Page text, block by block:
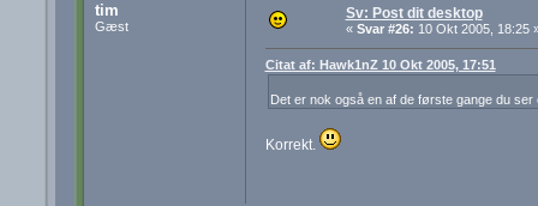
tim
Gæst
Sv: Post dit desktop
« Svar #26: 10 Okt 2005, 18:25
Citat af: Hawk1nZ 10 Okt 2005, 17:51
Det er nok også en af de første gange du
Korrekt.